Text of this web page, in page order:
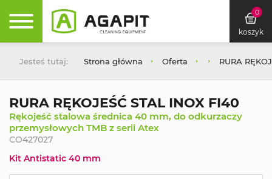
0
koszyk
Jesteś tutaj: Strona główna Oferta RURA
RURA RĘKOJEŚĆ STAL INOX FI40
Rękojeść stalowa średnica 40 mm, do odkurzaczy
przemysłowych TMB z serii Atex
CO427027
Kit Antistatic 40 mm